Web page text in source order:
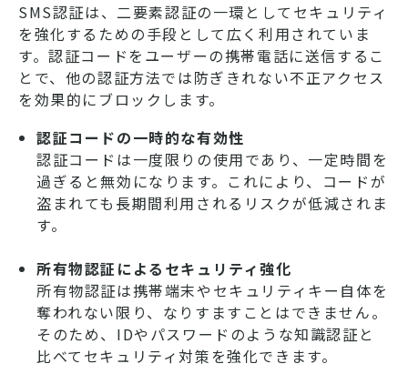
SMS認証は、二要素認証の一環としてセキュリティ
を強化するための手段として広く利用されていま
す。認証コードをユーザーの携帯電話に送信するこ
とで、他の認証方法では防ぎきれない不正アクセス
を効果的にブロックします。
認証コードの一時的な有効性
認証コードは一度限りの使用であり、一定時間を
過ぎると無効になります。これにより、コードが
盗まれても長期間利用されるリスクが低減されま
す。
所有物認証によるセキュリティ強化
所有物認証は携帯端末やセキュリティキー自体を
奪われない限り、なりすますことはできません。
そのため、IDやパスワードのような知識認証と
比べてセキュリティ対策を強化できます。